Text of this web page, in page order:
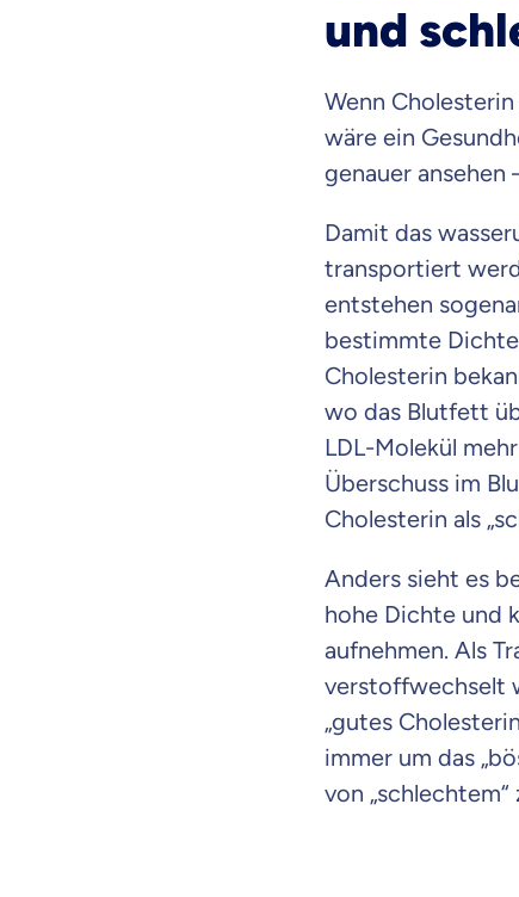
und
Wenn
wäre ein
genauer ansehen
Damit das
transportiert
entstehen
bestimmte
Cholesterin
wo das Blutfett
LDL-Molekül
Überschuss im
Cholesterin als
Anders sieht es
hohe Dichte und
aufnehmen. Als
verstoffwechselt
„gutes
immer um das
von „schlechtem“
Mit dem Abschicken
Kontaktaufnahme